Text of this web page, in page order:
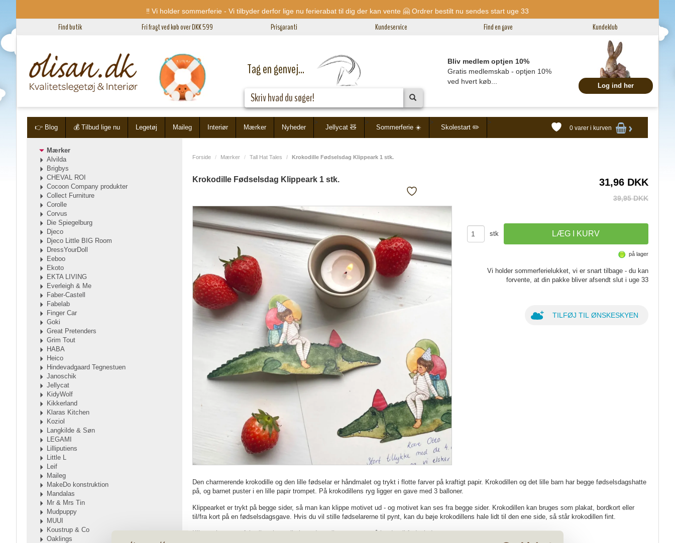
‼️ Vi holder sommerferie - Vi tilbyder derfor lige nu ferierabat til dig der kan vente 🤗 Ordrer bestilt nu sendes start uge 33
Find butik Fri fragt ved køb over DKK 599 Prisgaranti Kundeservice Find en gave Kundeklub
Tag en genvej...
Bliv medlem optjen 10%
Gratis medlemskab - optjen 10%
ved hvert køb...
Log ind her
👉 Blog 💰 Tilbud lige nu Legetøj Maileg Interiør Mærker Nyheder
>
Jellycat 🧸
>
Sommerferie ☀️
>
Skolestart ✏️
>
0 varer i kurven
Forside Mærker Tall Hat Tales Krokodille Fødselsdag Klippeark 1 stk.
Krokodille Fødselsdag Klippeark 1 stk. 31,96 DKK
39,95 DKK
stk
på lager
Vi holder sommerferielukket, vi er snart tilbage - du kan
forvente, at din pakke bliver afsendt slut i uge 33
TILFØJ TIL ØNSKESKYEN
Den charmerende krokodille og den lille fødselar er håndmalet og trykt i flotte farver på kraftigt papir. Krokodillen og det lille barn har begge fødselsdagshatte
på, og barnet puster i en lille papir trompet. På krokodillens ryg ligger en gave med 3 balloner.
Klippearket er trykt på begge sider, så man kan klippe motivet ud - og motivet kan ses fra begge sider. Krokodillen kan bruges som plakat, bordkort eller
til/fra kort på en fødselsdagsgave. Hvis du vil stille fødselarerne til pynt, kan du bøje krokodillens hale lidt til den ene side, så står krokodillen fint.
Klippearket er perfekt til en hyggelig krea dag, eller som pynt på bordet til fødselsdagen.
Mærker
Alvilda
Brigbys
CHEVAL ROI
Cocoon Company produkter
Collect Furniture
Corolle
Corvus
Die Spiegelburg
Djeco
Djeco Little BIG Room
DressYourDoll
Eeboo
Ekoto
EKTA LIVING
Everleigh & Me
Faber-Castell
Fabelab
Finger Car
Goki
Great Pretenders
Grim Tout
HABA
Heico
Hindevadgaard Tegnestuen
Janoschik
Jellycat
KidyWolf
Kikkerland
Klaras Kitchen
Koziol
Langkilde & Søn
LEGAMI
Lilliputiens
Little L
Leif
Maileg
MakeDo konstruktion
Mandalas
Mr & Mrs Tin
Mudpuppy
MUUI
Koustrup & Co
Oaklings